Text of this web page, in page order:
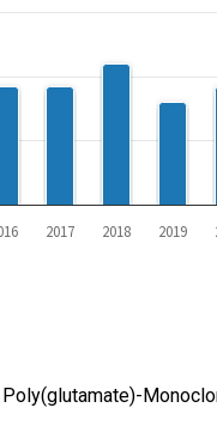
2017 2018 2019